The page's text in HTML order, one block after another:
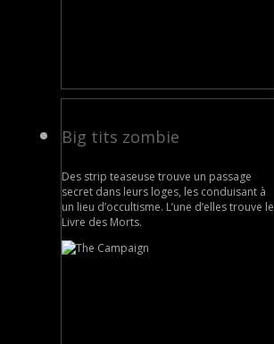
Big tits zombie
Des strip teaseuse trouve un passage
secret dans leurs loges, les conduisant à
un lieu d’occultisme. L’une d’elles trouve le
Livre des Morts.